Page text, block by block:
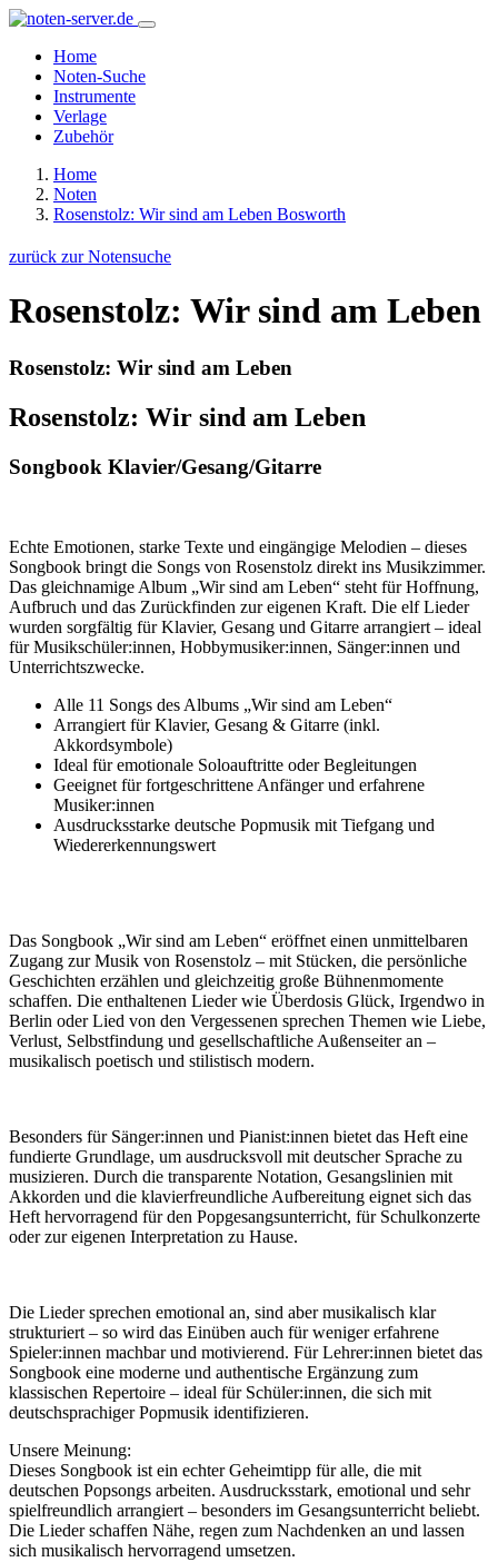
Home
Noten-Suche
Instrumente
Verlage
Zubehör
Home
Noten
Rosenstolz: Wir sind am Leben Bosworth
zurück zur Notensuche
Rosenstolz: Wir sind am Leben
Rosenstolz: Wir sind am Leben
Rosenstolz: Wir sind am Leben
Songbook Klavier/Gesang/Gitarre
Echte Emotionen, starke Texte und eingängige Melodien – dieses
Songbook bringt die Songs von Rosenstolz direkt ins Musikzimmer.
Das gleichnamige Album „Wir sind am Leben“ steht für Hoffnung,
Aufbruch und das Zurückfinden zur eigenen Kraft. Die elf Lieder
wurden sorgfältig für Klavier, Gesang und Gitarre arrangiert – ideal
für Musikschüler:innen, Hobbymusiker:innen, Sänger:innen und
Unterrichtszwecke.
Alle 11 Songs des Albums „Wir sind am Leben“
Arrangiert für Klavier, Gesang & Gitarre (inkl.
Akkordsymbole)
Ideal für emotionale Soloauftritte oder Begleitungen
Geeignet für fortgeschrittene Anfänger und erfahrene
Musiker:innen
Ausdrucksstarke deutsche Popmusik mit Tiefgang und
Wiedererkennungswert
Das Songbook „Wir sind am Leben“ eröffnet einen unmittelbaren
Zugang zur Musik von Rosenstolz – mit Stücken, die persönliche
Geschichten erzählen und gleichzeitig große Bühnenmomente
schaffen. Die enthaltenen Lieder wie Überdosis Glück, Irgendwo in
Berlin oder Lied von den Vergessenen sprechen Themen wie Liebe,
Verlust, Selbstfindung und gesellschaftliche Außenseiter an –
musikalisch poetisch und stilistisch modern.
Besonders für Sänger:innen und Pianist:innen bietet das Heft eine
fundierte Grundlage, um ausdrucksvoll mit deutscher Sprache zu
musizieren. Durch die transparente Notation, Gesangslinien mit
Akkorden und die klavierfreundliche Aufbereitung eignet sich das
Heft hervorragend für den Popgesangsunterricht, für Schulkonzerte
oder zur eigenen Interpretation zu Hause.
Die Lieder sprechen emotional an, sind aber musikalisch klar
strukturiert – so wird das Einüben auch für weniger erfahrene
Spieler:innen machbar und motivierend. Für Lehrer:innen bietet das
Songbook eine moderne und authentische Ergänzung zum
klassischen Repertoire – ideal für Schüler:innen, die sich mit
deutschsprachiger Popmusik identifizieren.
Unsere Meinung:
Dieses Songbook ist ein echter Geheimtipp für alle, die mit
deutschen Popsongs arbeiten. Ausdrucksstark, emotional und sehr
spielfreundlich arrangiert – besonders im Gesangsunterricht beliebt.
Die Lieder schaffen Nähe, regen zum Nachdenken an und lassen
sich musikalisch hervorragend umsetzen.